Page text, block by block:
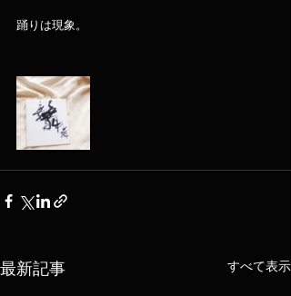
踊りは現象。
最新記事 すべて表示